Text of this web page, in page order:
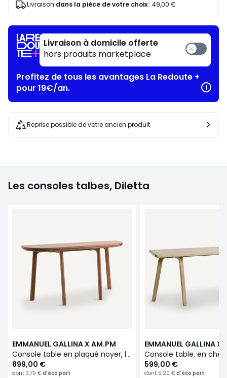
Livraison dans la pièce de votre choix: 49,00 €
Livraison à domicile offerte
hors produits marketplace
Profitez de tous les avantages La Redoute +
pour 19€/an.
Reprise possible de votre ancien produit
Les consoles talbes, Diletta
EMMANUEL GALLINA X AM.PM
Console table en plaqué noyer, longueur 140 cm, NEODILETTA
899,00 €
dont 3,79 €d'éco part
EMMANUEL GALLINA X
599,00 €
dont 5,20 €d'éco part